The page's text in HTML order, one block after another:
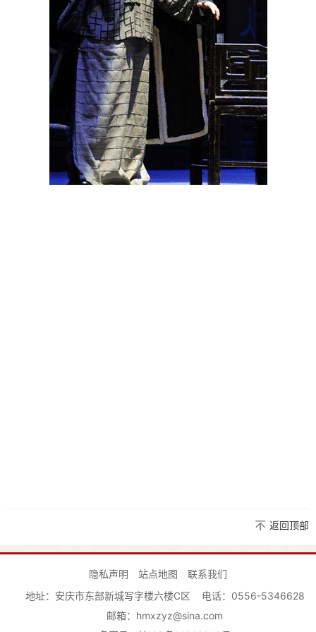
返回顶部
隐私声明 站点地图
联系我们
地址：安庆市东部新城写字楼六楼C区
电话：0556-5346628
邮箱：hmxzyz@sina.com